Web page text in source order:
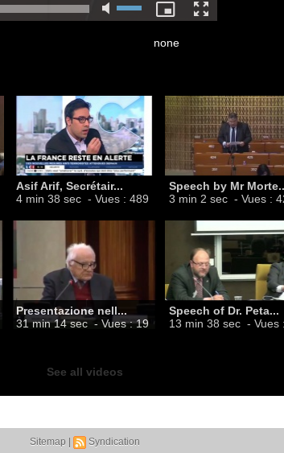
none
Asif Arif, Secrétair...
4 min 38 sec - Vues : 489
Speech by Mr
3 min 2 sec - Vues :
Presentazione nell...
31 min 14 sec - Vues : 19
Speech of Dr. Peta...
13 min 38 sec - Vues
See all videos
Sitemap Syndication